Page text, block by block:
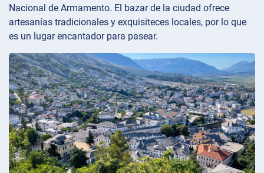
Nacional de Armamento. El bazar de la ciudad ofrece
artesanías tradicionales y exquisiteces locales, por lo que
es un lugar encantador para pasear.